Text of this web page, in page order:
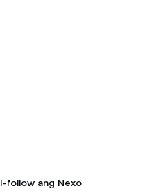
I-follow ang Nexo